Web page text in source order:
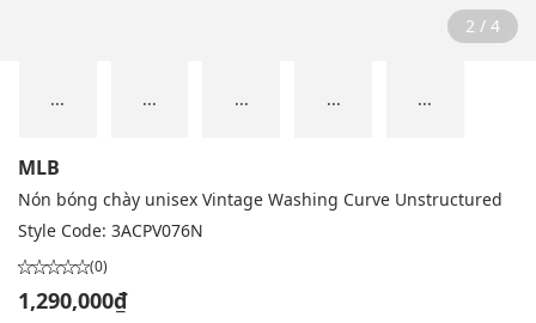
2 / 4
... ... ... ... ...
MLB
Nón bóng chày unisex Vintage Washing Curve Unstructured
Style Code: 3ACPV076N
(0)
1,290,000₫